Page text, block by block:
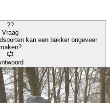
??
Vraag
kan een bakker ongeveer